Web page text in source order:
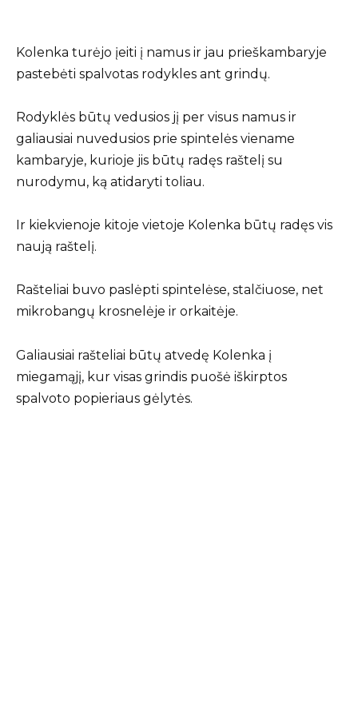
Kolenka turėjo įeiti į namus ir jau prieškambaryje
pastebėti spalvotas rodykles ant grindų.
Rodyklės būtų vedusios jį per visus namus ir
galiausiai nuvedusios prie spintelės viename
kambaryje, kurioje jis būtų radęs raštelį su
nurodymu, ką atidaryti toliau.
Ir kiekvienoje kitoje vietoje Kolenka būtų radęs vis
naują raštelį.
Rašteliai buvo paslėpti spintelėse, stalčiuose, net
mikrobangų krosnelėje ir orkaitėje.
Galiausiai rašteliai būtų atvedę Kolenka į
miegamąjį, kur visas grindis puošė iškirptos
spalvoto popieriaus gėlytės.